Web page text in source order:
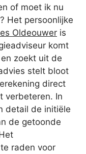
of moet ik nu
Het persoonlijke
Oldeouwer is
komt
zoekt uit de
stelt bloot
direct
verbeteren. In
detail de initiële
de getoonde
raden voor